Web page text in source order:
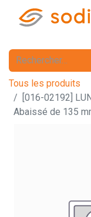
Tous les produits
[016-02192]
Abaissé de 135